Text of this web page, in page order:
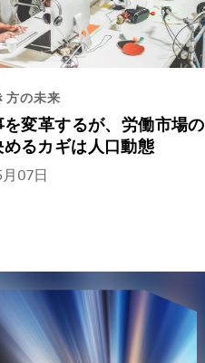
方の未来
変革するが、労働市場の
るカギは人口動態
07日